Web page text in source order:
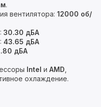
.
вентилятора: 12000 об/
30.30 дБА
43.65 дБА
дБА
Intel и AMD
охлаждение.